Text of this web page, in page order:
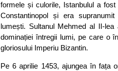
formele și culorile, Istanbulul a
Constantinopol și era
lumești. Sultanul Mehmed al II-
dominației întregii lumi, pe care o
gloriosului Imperiu Bizantin.
Pe 6 aprilie 1453, ajungea în fața